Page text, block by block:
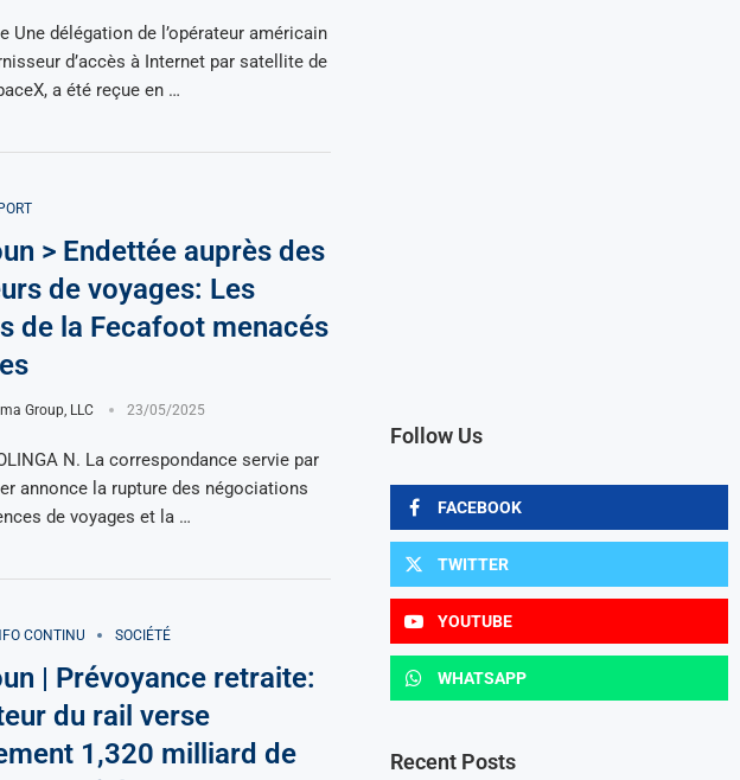
Une délégation de l’opérateur américain
d’accès à Internet par satellite de
a été reçue en …
> Endettée auprès des
de voyages: Les
de la Fecafoot menacés
Group, LLC 23/05/2025
N. La correspondance servie par
annonce la rupture des négociations
de voyages et la …
CONTINU SOCIÉTÉ
| Prévoyance retraite:
du rail verse
1,320 milliard de
Follow Us
FACEBOOK
TWITTER
YOUTUBE
WHATSAPP
Recent Posts